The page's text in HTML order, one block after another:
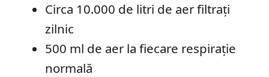
Circa 10.000 de litri de aer filtrați
zilnic
500 ml de aer la fiecare respirație
normală